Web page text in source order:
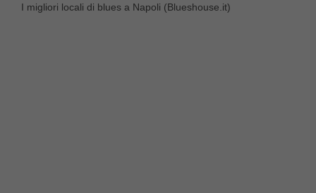
I migliori locali di blues a Napoli (Blueshouse.it)